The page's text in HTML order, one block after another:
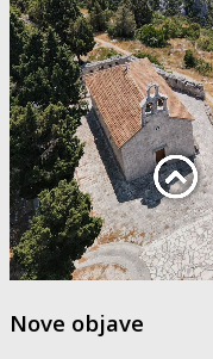
Nove objave